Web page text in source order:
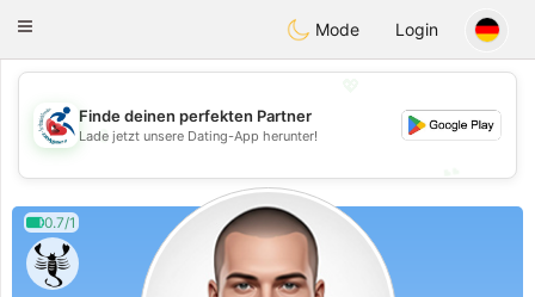
Handi Space
Toggle
Mode Login
💖
💕
Finde deinen perfekten Partner
Lade jetzt unsere Dating-App herunter!
0.7/1